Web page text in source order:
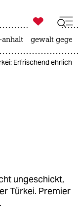

taz zahl ich
anhalt gewalt
Erfrischend ehrlich
ungeschickt,
Türkei. Premier